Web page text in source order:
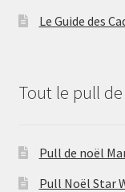
Le Guide des
Tout le pull
Pull de noël
Pull Noël Star